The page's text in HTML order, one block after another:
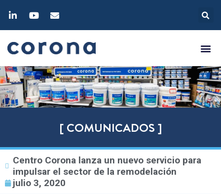
[ COMUNICADOS ]
Centro Corona lanza un nuevo servicio para
impulsar el sector de la remodelación
julio 3, 2020